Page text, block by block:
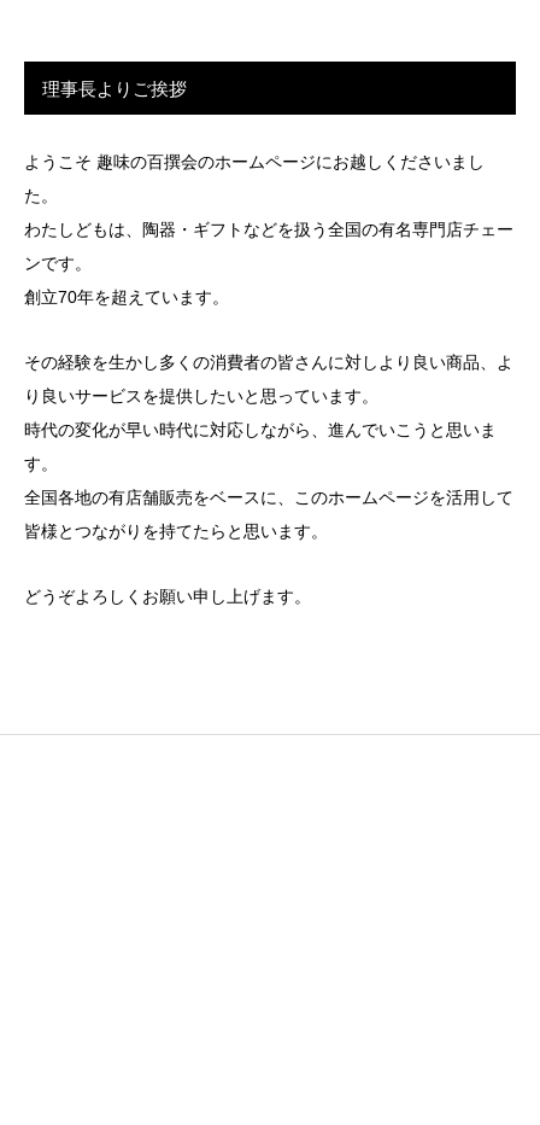
理事長よりご挨拶
ようこそ 趣味の百撰会のホームページにお越しくださいまし
た。
わたしどもは、陶器・ギフトなどを扱う全国の有名専門店チェー
ンです。
創立70年を超えています。
その経験を生かし多くの消費者の皆さんに対しより良い商品、よ
り良いサービスを提供したいと思っています。
時代の変化が早い時代に対応しながら、進んでいこうと思いま
す。
全国各地の有店舗販売をベースに、このホームページを活用して
皆様とつながりを持てたらと思います。
どうぞよろしくお願い申し上げます。